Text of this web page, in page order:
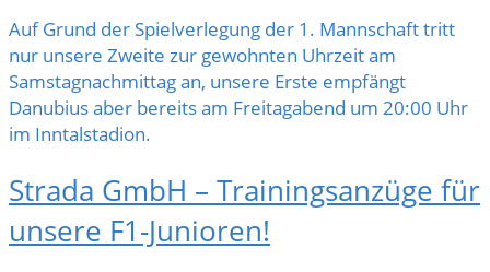
Auf Grund der Spielverlegung der 1. Mannschaft tritt
nur unsere Zweite zur gewohnten Uhrzeit am
Samstagnachmittag an, unsere Erste empfängt
Danubius aber bereits am Freitagabend um 20:00 Uhr
im Inntalstadion.
Strada GmbH – Trainingsanzüge für
unsere F1-Junioren!